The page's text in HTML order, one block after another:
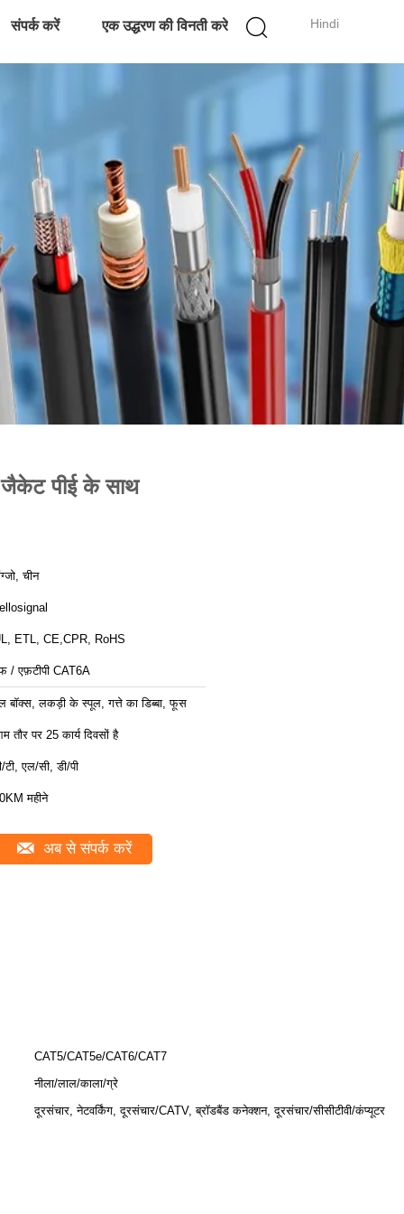
Hindi
संपर्क करें एक उद्धरण की विनती करे
पीई के साथ
चीन
ETL, CE,CPR, RoHS
/ एफ़टीपी CAT6A
बॉक्स, लकड़ी के स्पूल, गत्ते का डिब्बा, फूस
तौर पर 25 कार्य दिवसों है
टी, एल/सी, डी/पी
महीने
अब से संपर्क करें
CAT5/CAT5e/CAT6/CAT7
नीला/लाल/काला/ग्रे
दूरसंचार, नेटवर्किंग, दूरसंचार/CATV, ब्रॉडबैंड कनेक्शन, दूरसंचार/सीसीटीवी/कंप्यूटर